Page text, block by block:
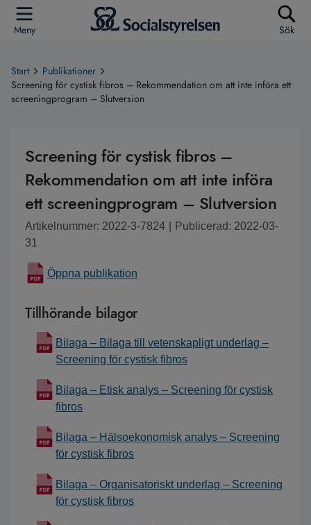
Meny Sök
Start
Publikationer
Screening för cystisk fibros – Rekommendation om att inte införa ett
screeningprogram – Slutversion
Screening för cystisk fibros –
Rekommendation om att inte införa
ett screeningprogram – Slutversion
Artikelnummer: 2022-3-7824
Publicerad: 2022-03-
31
Öppna publikation
Tillhörande bilagor
Bilaga – Bilaga till vetenskapligt underlag –
Screening för cystisk fibros
Bilaga – Etisk analys – Screening för cystisk
fibros
Bilaga – Hälsoekonomisk analys – Screening
för cystisk fibros
Bilaga – Organisatoriskt underlag – Screening
för cystisk fibros